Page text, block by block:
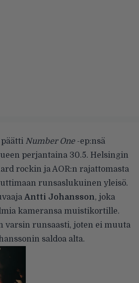
päätti Number One-ep:nsä
perjantaina 30.5. Helsingin
rockin ja AOR:n rajattomasta
runsaslukuinen yleisö.
Antti Johansson, joka
kameransa muistikortille.
varsin runsaasti, joten ei muuta
saldoa alta.